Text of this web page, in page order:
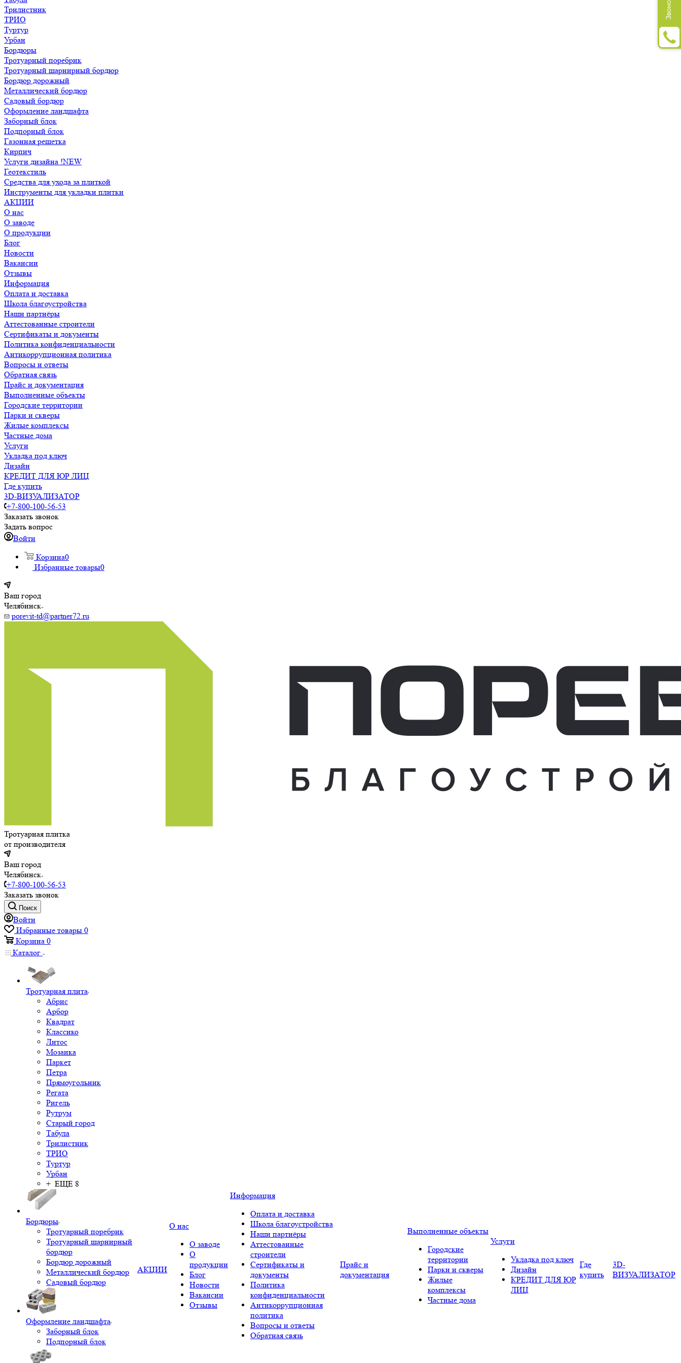
Трилистник
ТРИО
Туртур
Урбан
Бордюры
Тротуарный поребрик
Тротуарный шарнирный бордюр
Бордюр дорожный
Металлический бордюр
Садовый бордюр
Оформление ландшафта
Заборный блок
Подпорный блок
Газонная решетка
Кирпич
Услуги дизайна !NEW
Геотекстиль
Средства для ухода за плиткой
Инструменты для укладки плитки
АКЦИИ
О нас
О заводе
О продукции
Блог
Новости
Вакансии
Отзывы
Информация
Оплата и доставка
Школа благоустройства
Наши партнёры
Аттестованные строители
Сертификаты и документы
Политика конфиденциальности
Антикоррупционная политика
Вопросы и ответы
Обратная связь
Прайс и документация
Выполненные объекты
Городские территории
Парки и скверы
Жилые комплексы
Частные дома
Услуги
Укладка под ключ
Дизайн
КРЕДИТ ДЛЯ ЮР ЛИЦ
Где купить
3D-ВИЗУАЛИЗАТОР
+7-800-100-56-53
Заказать звонок
Задать вопрос
Войти
Корзина0
Избранные товары0
Ваш город
Челябинск
porevit-td@partner72.ru
Тротуарная плитка
от производителя
Ваш город
Челябинск
+7-800-100-56-53
Заказать звонок
Поиск
Войти
Избранные товары 0
Корзина 0
Каталог
Тротуарная плита
Абрис
Арбор
Квадрат
Классико
Литос
Мозаика
Паркет
Петра
Прямоугольник
Регата
Ригель
Рутрум
Старый город
Табула
Трилистник
ТРИО
Туртур
Урбан
+ ЕЩЕ 8
Бордюры
Тротуарный поребрик
Тротуарный шарнирный
бордюр
Бордюр дорожный
Металлический бордюр
Садовый бордюр
Оформление ландшафта
Заборный блок
Подпорный блок
АКЦИИ
О нас
О заводе
О
продукции
Блог
Новости
Вакансии
Отзывы
Информация
Оплата и доставка
Школа благоустройства
Наши партнёры
Аттестованные
строители
Сертификаты и
документы
Политика
конфиденциальности
Антикоррупционная
политика
Вопросы и ответы
Обратная связь
Прайс и
документация
Выполненные объекты
Городские
территории
Парки и скверы
Жилые
комплексы
Частные дома
Услуги
Укладка под ключ
Дизайн
КРЕДИТ ДЛЯ ЮР
ЛИЦ
Где
купить
3D-
ВИЗУАЛИЗАТОР